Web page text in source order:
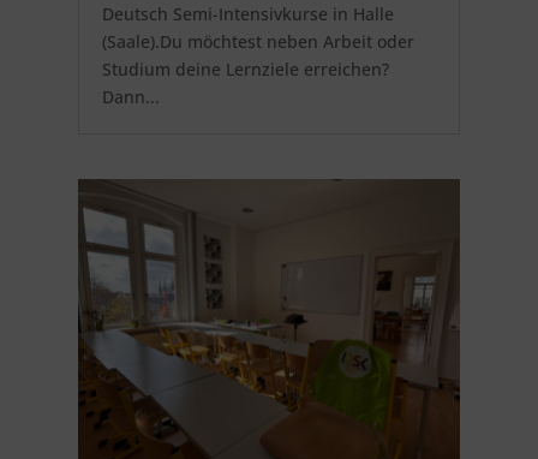
Deutsch Semi-Intensivkurse in Halle
(Saale).Du möchtest neben Arbeit oder
Studium deine Lernziele erreichen?
Dann...